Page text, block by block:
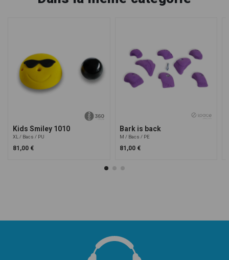
Kids Smiley 1010
XL Bacs PU
81,00 €
Bark is back
M Bacs PE
81,00 €